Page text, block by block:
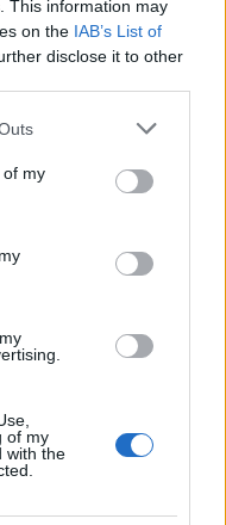
This information may
on the IAB’s List of
disclose it to other
one or more Google
You may click to
its third-party tags to
in below Google
of my
of my
with the